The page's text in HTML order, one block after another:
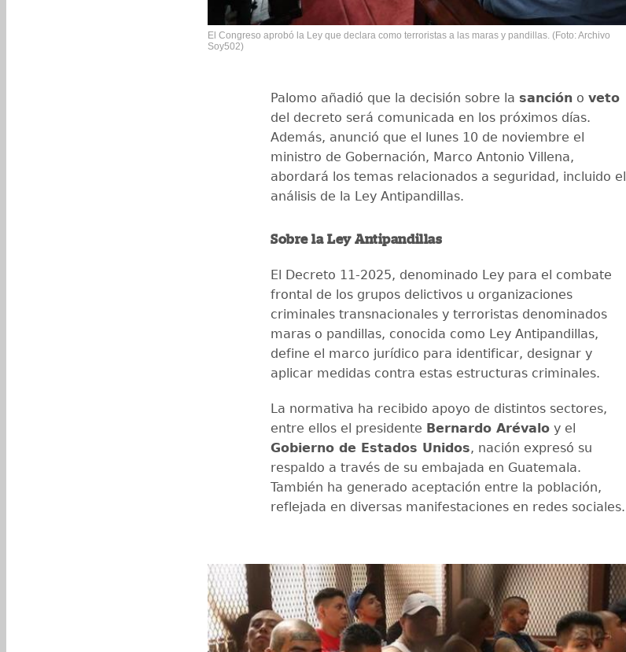
El Congreso aprobó la Ley que declara como terroristas a las maras y pandillas. (Foto: Archivo
Soy502)
Palomo añadió que la decisión sobre la sanción o veto
del decreto será comunicada en los próximos días.
Además, anunció que el lunes 10 de noviembre el
ministro de Gobernación, Marco Antonio Villena,
abordará los temas relacionados a seguridad, incluido el
análisis de la Ley Antipandillas.
Sobre la Ley Antipandillas
El Decreto 11-2025, denominado Ley para el combate
frontal de los grupos delictivos u organizaciones
criminales transnacionales y terroristas denominados
maras o pandillas, conocida como Ley Antipandillas,
define el marco jurídico para identificar, designar y
aplicar medidas contra estas estructuras criminales.
La normativa ha recibido apoyo de distintos sectores,
entre ellos el presidente Bernardo Arévalo y el
Gobierno de Estados Unidos, nación expresó su
respaldo a través de su embajada en Guatemala.
También ha generado aceptación entre la población,
reflejada en diversas manifestaciones en redes sociales.